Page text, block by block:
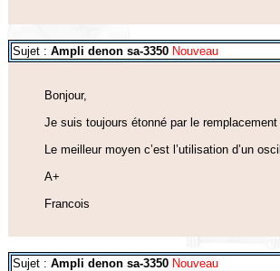
Sujet : Ampli denon sa-3350 Nouveau
Bonjour,
Je suis toujours étonné par le
Le meilleur moyen c’est l’utilisation d’un
A+
Francois
Sujet : Ampli denon sa-3350 Nouveau